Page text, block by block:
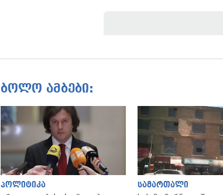
ბოლო ამბები:
გადახედვა
პოლიტიკა სამართალი